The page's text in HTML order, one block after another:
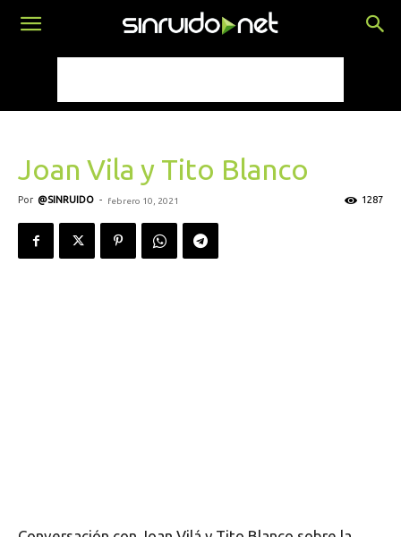
Joan Vila y Tito Blanco
Por @SINRUIDO - febrero 10, 2021 1287